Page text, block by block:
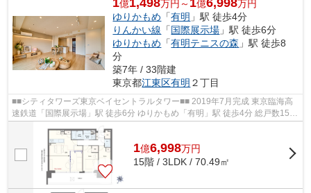
1億1,498万円～ 1億6,998万円
ゆりかもめ 「有明 」駅 徒歩4分
りんかい線 「国際展示場 」駅 徒歩6分
ゆりかもめ 「有明テニスの森 」駅 徒歩8
分
築7年 / 33階建
東京都江東区有明 ２丁目
■■シティタワーズ東京ベイセントラルタワー■■ 2019年7月完成 東京臨海高
速鉄道「国際展示場」駅 徒歩6分 ゆりかもめ「有明」駅 徒歩4分 総戸数1539
1億6,998万円
15階 / 3LDK / 70.49㎡